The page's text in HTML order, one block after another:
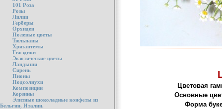
101 Роза
Розы
Лилии
Герберы
Орхидеи
Полевые цветы
Тюльпаны
Хризантемы
Гвоздики
Экзотические цветы
Ландыши
Сирень
Пионы
Подсолнухи
Композиции
Корзины
Элитные шоколадные конфеты из
Бельгии, Италии.
Цветовая
Основные
Форма